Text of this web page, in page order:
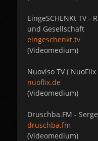
EingeSCHENKt TV -
und Gesellschaft
eingeschenkt.tv
(Videomedium)
Nuoviso TV ( NuoFlix
nuoflix.de
(Videomedium)
Druschba.FM -
druschba.fm
(Videomedium)